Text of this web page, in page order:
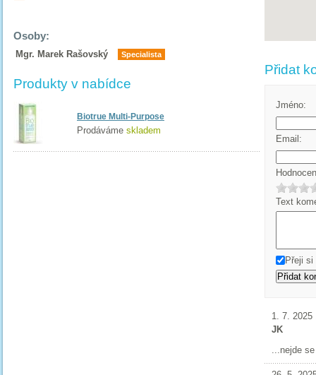
Osoby:
Mgr. Marek Rašovský Specialista
Produkty v nabídce
Biotrue Multi-Purpose
Prodáváme skladem
Přidat
Jméno:
Email:
Text
Přeji
1. 7. 2025
JK
...nejde